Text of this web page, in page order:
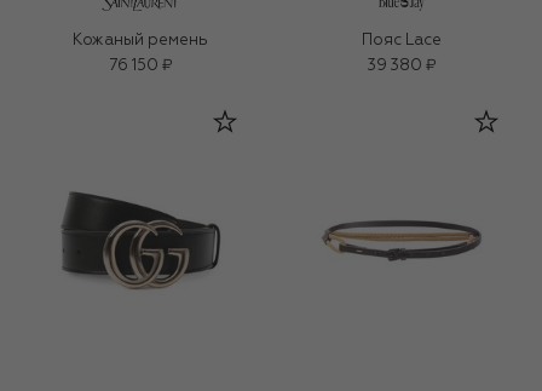
Кожаный ремень
76 150 ₽
Пояс Lace
39 380 ₽